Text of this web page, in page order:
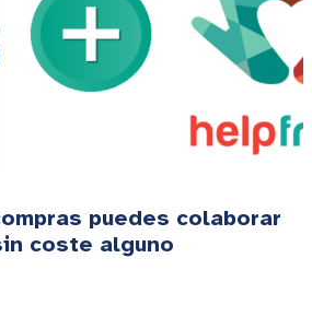
puedes colaborar
coste alguno